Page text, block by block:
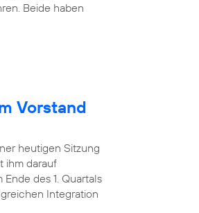
Beide haben
Vorstand
heutigen Sitzung
ihm darauf
des 1. Quartals
Integration